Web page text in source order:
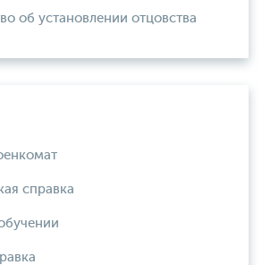
об установлении отцовства
справка